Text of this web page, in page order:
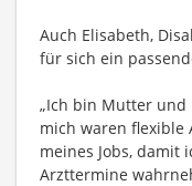
Auch Elisabeth,
für sich ein
„Ich bin Mutter
mich waren flexible
meines Jobs, damit
Arzttermine